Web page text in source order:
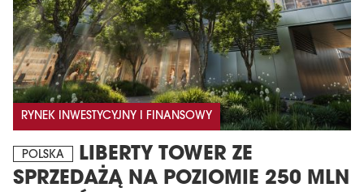
RYNEK INWESTYCYJNY I FINANSOWY
POLSKA
LIBERTY TOWER ZE
SPRZEDAŻĄ NA POZIOMIE 250 MLN